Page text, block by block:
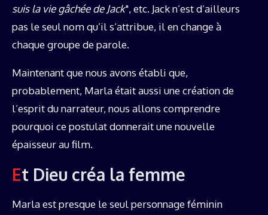
suis la vie gâchée de Jack", etc. Jack n’est d’ailleurs
pas le seul nom qu’il s’attribue, il en change à
chaque groupe de parole.
Maintenant que nous avons établi que,
probablement, Marla était aussi une création de
l’esprit du narrateur, nous allons comprendre
pourquoi ce postulat donnerait une nouvelle
épaisseur au film.
Et Dieu créa la femme
Marla est presque le seul personnage féminin